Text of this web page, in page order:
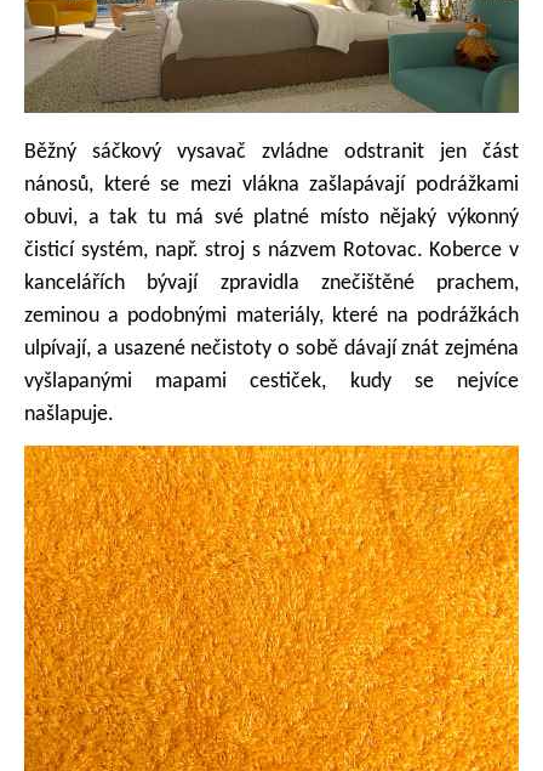
Běžný sáčkový vysavač zvládne odstranit jen část
nánosů, které se mezi vlákna zašlapávají podrážkami
obuvi, a tak tu má své platné místo nějaký výkonný
čisticí systém, např. stroj s názvem Rotovac. Koberce v
kancelářích bývají zpravidla znečištěné prachem,
zeminou a podobnými materiály, které na podrážkách
ulpívají, a usazené nečistoty o sobě dávají znát zejména
vyšlapanými mapami cestiček, kudy se nejvíce
našlapuje.